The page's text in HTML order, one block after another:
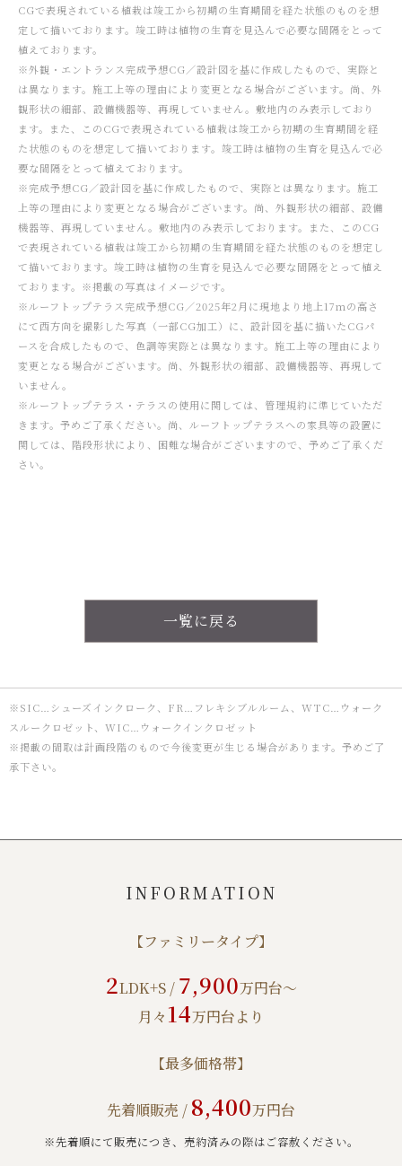
CGで表現されている植栽は竣工から初期の生育期間を経た状態のものを想
定して描いております。竣工時は植物の生育を見込んで必要な間隔をとって
植えております。
※外観・エントランス完成予想CG／設計図を基に作成したもので、実際と
は異なります。施工上等の理由により変更となる場合がございます。尚、外
観形状の細部、設備機器等、再現していません。敷地内のみ表示しており
ます。また、このCGで表現されている植栽は竣工から初期の生育期間を経
た状態のものを想定して描いております。竣工時は植物の生育を見込んで必
要な間隔をとって植えております。
※完成予想CG／設計図を基に作成したもので、実際とは異なります。施工
上等の理由により変更となる場合がございます。尚、外観形状の細部、設備
機器等、再現していません。敷地内のみ表示しております。また、このCG
で表現されている植栽は竣工から初期の生育期間を経た状態のものを想定し
て描いております。竣工時は植物の生育を見込んで必要な間隔をとって植え
ております。※掲載の写真はイメージです。
※ルーフトップテラス完成予想CG／2025年2月に現地より地上17ｍの高さ
にて西方向を撮影した写真（一部CG加工）に、設計図を基に描いたCGパ
ースを合成したもので、色調等実際とは異なります。施工上等の理由により
変更となる場合がございます。尚、外観形状の細部、設備機器等、再現して
いません。
※ルーフトップテラス・テラスの使用に関しては、管理規約に準じていただ
きます。予めご了承ください。尚、ルーフトップテラスへの家具等の設置に
関しては、階段形状により、困難な場合がございますので、予めご了承くだ
さい。
一覧に戻る
※SIC…シューズインクローク、FR…フレキシブルルーム、WTC…ウォーク
スルークロゼット、WIC…ウォークインクロゼット
※掲載の間取は計画段階のもので今後変更が生じる場合があります。予めご了
承下さい。
INFORMATION
【ファミリータイプ】
2LDK+S / 7,900万円台～
月々 14万円台より
【最多価格帯】
先着順販売 / 8,400万円台
※先着順にて販売につき、売約済みの際はご容赦ください。